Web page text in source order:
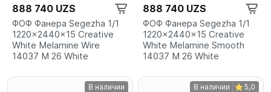
888 740 UZS
ФОФ Фанера Segezha 1/1
1220x2440x15 Creative
White Melamine Wire
14037 M 26 White
888 740 UZS
ФОФ Фанера Segezha 1/1
1220x2440x15 Creative
White Melamine Smooth
14037 M 26 White
В наличии В наличии 5,0